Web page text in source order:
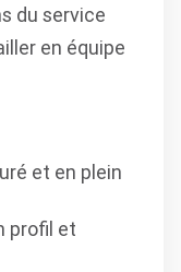
du service
en équipe
et en plein
profil et